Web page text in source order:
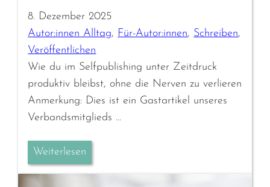
8. Dezember 2025
Autor:innen Alltag, Für-Autor:innen, Schreiben
Veröffentlichen
Wie du im Selfpublishing unter Zeitdruck
produktiv bleibst, ohne die Nerven zu verlieren
Anmerkung: Dies ist ein Gastartikel unseres
Verbandsmitglieds …
Weiterlesen